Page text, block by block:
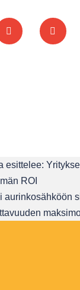
esittelee:
ROI
aurinkosähköön